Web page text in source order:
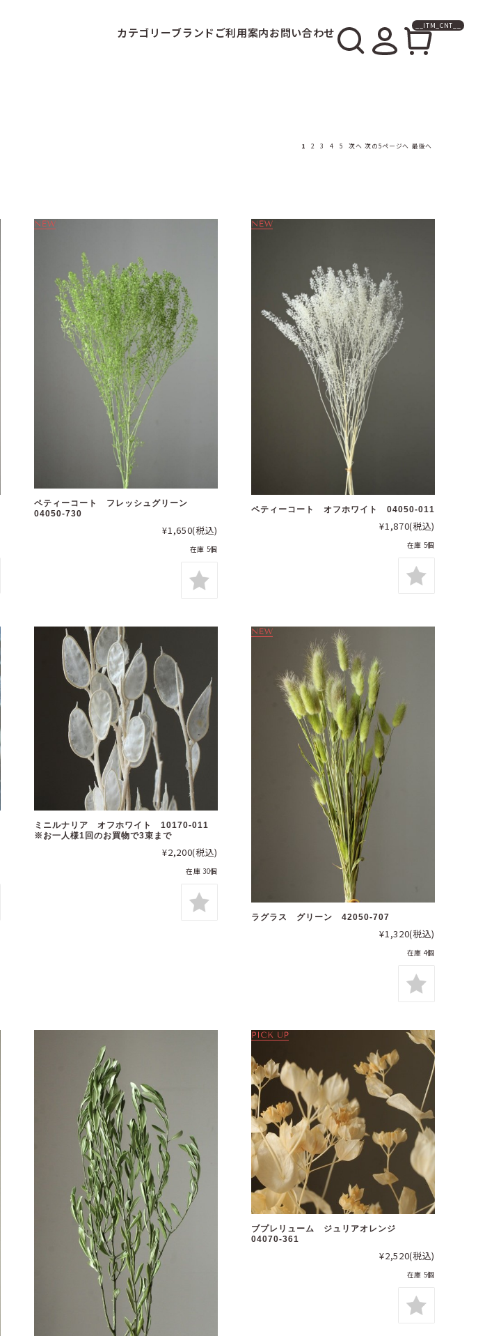
カテゴリーブランド ご利用案内お問い合わせ __ITM_CNT__
1 2 3 4 5 次へ 次の5ページへ 最後へ
ペティーコート フレッシュグリーン
04050-730
¥1,650(税込)
在庫 5個
ペティーコート オフホワイト 04050-011
¥1,870(税込)
在庫 5個
ミニルナリア オフホワイト 10170-011
※お一人様1回のお買物で3束まで
¥2,200(税込)
在庫 30個
ラグラス グリーン 42050-707
¥1,320(税込)
在庫 4個
ブプレリューム ジュリアオレンジ
04070-361
¥2,520(税込)
在庫 5個